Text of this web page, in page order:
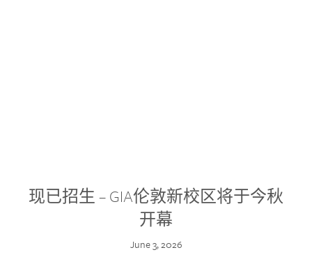
现已招生 – GIA伦敦新校区将于今秋
开幕
June 3, 2026